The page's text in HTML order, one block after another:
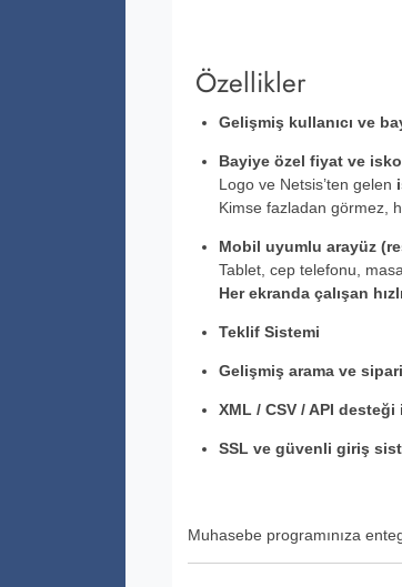
Özellikler
Gelişmiş kullanıcı ve
Bayiye özel fiyat ve
Logo ve Netsis’ten gelen
Kimse fazladan görmez,
Mobil uyumlu arayüz
Tablet, cep telefonu,
Her ekranda çalışan
Teklif Sistemi
Gelişmiş arama ve
XML / CSV / API
SSL ve güvenli giriş
Muhasebe programınıza